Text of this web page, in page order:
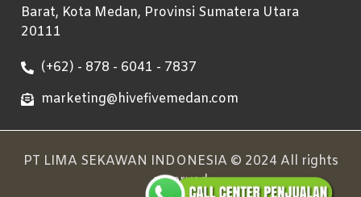
Barat, Kota Medan, Provinsi Sumatera Utara
20111
(+62) - 878 - 6041 - 7837
marketing@hivefivemedan.com
PT LIMA SEKAWAN INDONESIA © 2024 All rights
reserved